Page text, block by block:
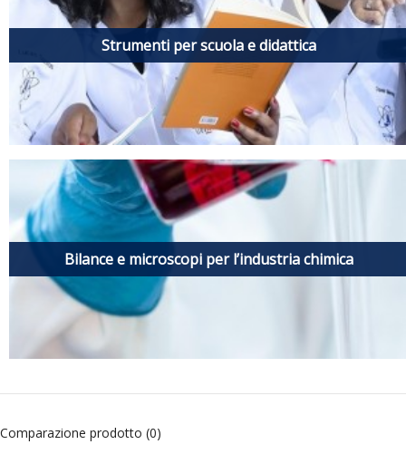
Strumenti per scuola e didattica
Bilance e microscopi per l’industria chimica
Comparazione prodotto (0)